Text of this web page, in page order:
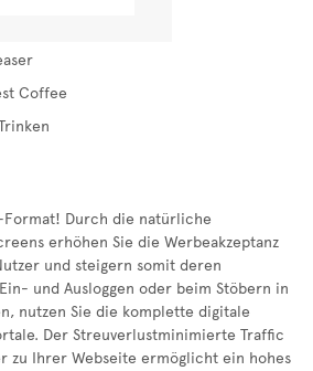
Coffee
Durch die natürliche
erhöhen Sie die Werbeakzeptanz
und steigern somit deren
und Ausloggen oder beim Stöbern in
nutzen Sie die komplette digitale
Der Streuverlustminimierte Traffic
zu Ihrer Webseite ermöglicht ein hohes